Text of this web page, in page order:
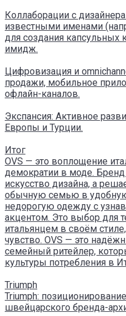
Коллаборации с
известными именами
для создания
имидж.
Цифровизация и
продажи, мобильное
офлайн-каналов.
Экспансия: Активное
Европы и Турции.
Итог
OVS — это воплощение
демократии в моде.
искусство дизайна, а
обычную семью в
недорогую одежду с
акцентом. Это выбор для
итальянцем в своём
чувство. OVS — это
семейный ритейлер,
культуры потребления в
Triumph
Triumph:
швейцарского бренда-